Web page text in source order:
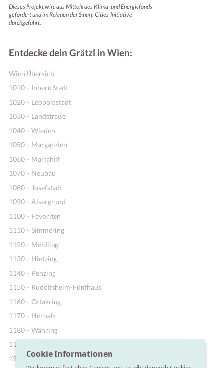
Dieses Projekt wird aus Mitteln des Klima- und Energiefonds
gefördert und im Rahmen der Smart-Cities-Initiative
durchgeführt.
Entdecke dein Grätzl in Wien:
Wien Übersicht
1010 – Innere Stadt
1020 – Leopoldstadt
1030 – Landstraße
1040 – Wieden
1050 – Margareten
1060 – Mariahilf
1070 – Neubau
1080 – Josefstadt
1090 – Alsergrund
1100 – Favoriten
1110 – Simmering
1120 – Meidling
1130 – Hietzing
1140 – Penzing
1150 – Rudolfsheim-Fünfhaus
1160 – Ottakring
1170 – Hernals
1180 – Währing
1190 – Döbling
1200 – Brigittenau
Cookie Informationen